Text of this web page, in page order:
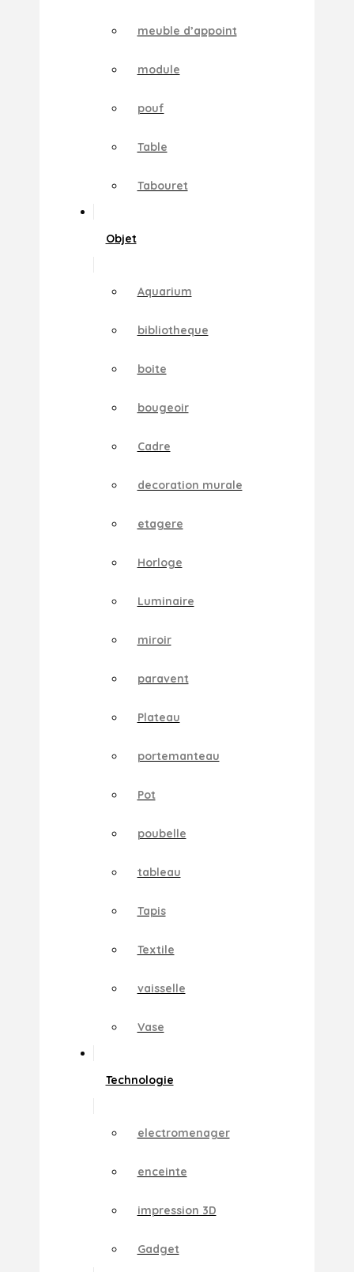
meuble d’appoint
module
pouf
Table
Tabouret
Objet
Aquarium
bibliotheque
boite
bougeoir
Cadre
decoration murale
etagere
Horloge
Luminaire
miroir
paravent
Plateau
portemanteau
Pot
poubelle
tableau
Tapis
Textile
vaisselle
Vase
Technologie
electromenager
enceinte
impression 3D
Gadget